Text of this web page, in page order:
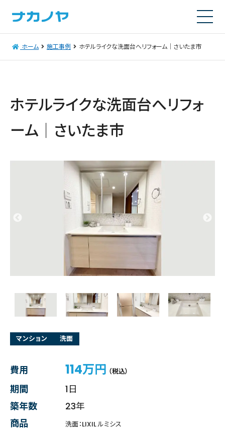
ホーム 施工事例 ホテルライクな洗面台へリフォーム｜さいたま市
ホテルライクな洗面台へリフォ
ーム｜さいたま市
マンション 洗面
費用 114万円 （税込）
期間
1日
築年数
23年
商品
洗面：LIXIL ルミシス